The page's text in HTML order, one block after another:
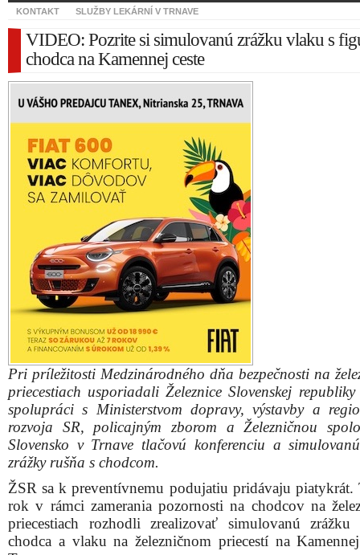
KONTAKT SLUŽBY LEKÁRNÍ V TRNAVE
VIDEO: Pozrite si simulovanú zrážku vlaku s
chodca na Kamennej ceste
Pri príležitosti Medzinárodného dňa bezpečnosti na
priecestiach usporiadali Železnice Slovenskej
spolupráci s Ministerstvom dopravy, výstavby a
rozvoja SR, policajným zborom a Železničnou
Slovensko v Trnave tlačovú konferenciu a
zrážky rušňa s chodcom.
ŽSR sa k preventívnemu podujatiu pridávaju piatykrát.
rok v rámci zamerania pozornosti na chodcov na
priecestiach rozhodli zrealizovať simulovanú
chodca a vlaku na železničnom priecestí na